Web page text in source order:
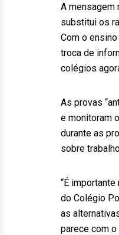
A mensagem
substitui os
Com o
troca de
colégios
As provas
e monitoram
durante as
sobre
“É
do Colégio
as
parece com